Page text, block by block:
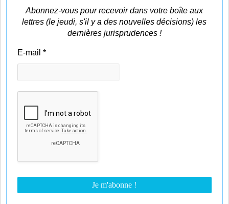
Abonnez-vous pour recevoir dans votre boîte aux
lettres (le jeudi, s'il y a des nouvelles décisions) les
dernières jurisprudences !
E-mail*